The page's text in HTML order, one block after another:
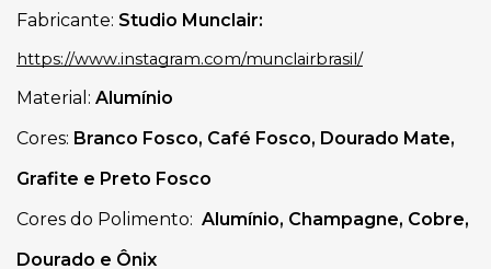
Fabricante: Studio Munclair:
https://www.instagram.com/munclairbrasil/
Material: Alumínio
Cores: Branco Fosco, Café Fosco, Dourado Mate,
Grafite e Preto Fosco
Cores do Polimento: Alumínio, Champagne, Cobre,
Dourado e Ônix